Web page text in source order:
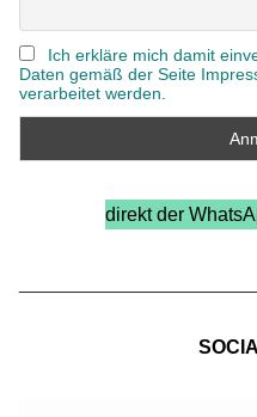
Ich erkläre mich damit
Daten gemäß der Seite
verarbeitet werden.
direkt der